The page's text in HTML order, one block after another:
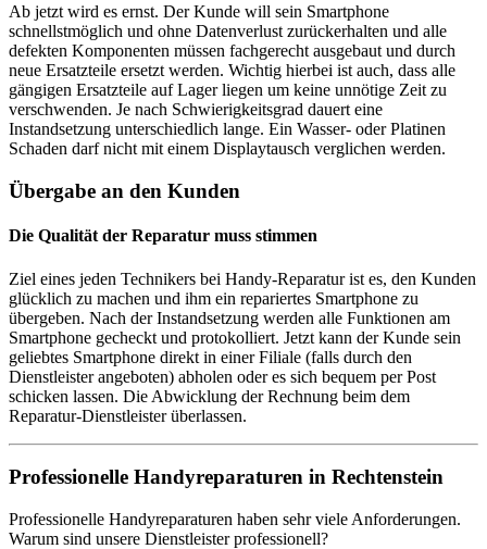
Ab jetzt wird es ernst. Der Kunde will sein Smartphone
schnellstmöglich und ohne Datenverlust zurückerhalten und alle
defekten Komponenten müssen fachgerecht ausgebaut und durch
neue Ersatzteile ersetzt werden. Wichtig hierbei ist auch, dass alle
gängigen Ersatzteile auf Lager liegen um keine unnötige Zeit zu
verschwenden. Je nach Schwierigkeitsgrad dauert eine
Instandsetzung unterschiedlich lange. Ein Wasser- oder Platinen
Schaden darf nicht mit einem Displaytausch verglichen werden.
Übergabe an den Kunden
Die Qualität der Reparatur muss stimmen
Ziel eines jeden Technikers bei Handy-Reparatur ist es, den Kunden
glücklich zu machen und ihm ein repariertes Smartphone zu
übergeben. Nach der Instandsetzung werden alle Funktionen am
Smartphone gecheckt und protokolliert. Jetzt kann der Kunde sein
geliebtes Smartphone direkt in einer Filiale (falls durch den
Dienstleister angeboten) abholen oder es sich bequem per Post
schicken lassen. Die Abwicklung der Rechnung beim dem
Reparatur-Dienstleister überlassen.
Professionelle Handyreparaturen in Rechtenstein
Professionelle Handyreparaturen haben sehr viele Anforderungen.
Warum sind unsere Dienstleister professionell?